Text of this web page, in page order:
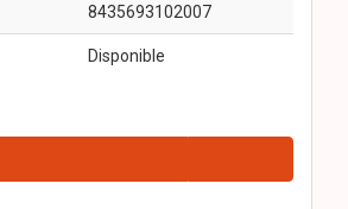
8435693102007
Disponible